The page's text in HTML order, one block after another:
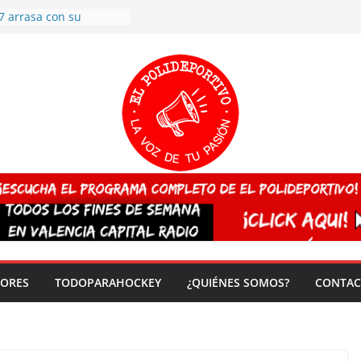
arrasa con su
España sub20
del mundo
vez!
TODOPARAHOCKEY ¿QUIÉNES SOMOS?